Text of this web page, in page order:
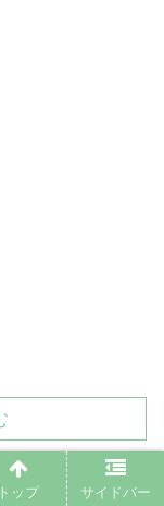
トップ サイドバー